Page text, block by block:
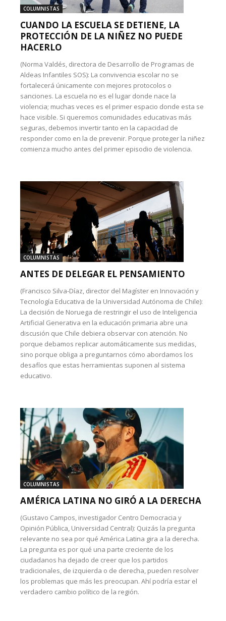
COLUMNISTAS
CUANDO LA ESCUELA SE DETIENE, LA
PROTECCIÓN DE LA NIÑEZ NO PUEDE
HACERLO
(Norma Valdés, directora de Desarrollo de Programas de
Aldeas Infantiles SOS): La convivencia escolar no se
fortalecerá únicamente con mejores protocolos o
sanciones. La escuela no es el lugar donde nace la
violencia; muchas veces es el primer espacio donde esta se
hace visible. Si queremos comunidades educativas más
seguras, debemos invertir tanto en la capacidad de
responder como en la de prevenir. Porque proteger la niñez
comienza mucho antes del primer episodio de violencia.
COLUMNISTAS
ANTES DE DELEGAR EL PENSAMIENTO
(Francisco Silva-Díaz, director del Magíster en Innovación y
Tecnología Educativa de la Universidad Autónoma de Chile):
La decisión de Noruega de restringir el uso de Inteligencia
Artificial Generativa en la educación primaria abre una
discusión que Chile debiera observar con atención. No
porque debamos replicar automáticamente sus medidas,
sino porque obliga a preguntarnos cómo abordamos los
desafíos que estas herramientas suponen al sistema
educativo.
COLUMNISTAS
AMÉRICA LATINA NO GIRÓ A LA DERECHA
(Gustavo Campos, investigador Centro Democracia y
Opinión Pública, Universidad Central): Quizás la pregunta
relevante no sea por qué América Latina gira a la derecha.
La pregunta es por qué una parte creciente de los
ciudadanos ha dejado de creer que los partidos
tradicionales, de izquierda o de derecha, pueden resolver
los problemas que más les preocupan. Ahí podría estar el
verdadero cambio político de la región.